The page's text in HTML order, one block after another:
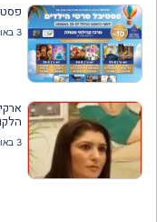
3 באוגוסט 2026
3 באוגוסט 2026